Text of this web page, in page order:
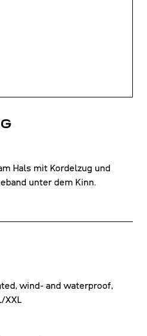
Hals mit Kordelzug und
unter dem Kinn.
wind- and waterproof,
XXL